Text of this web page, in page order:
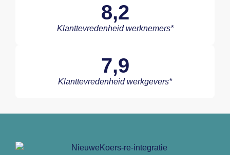
8,2
Klanttevredenheid werknemers*
7,9
Klanttevredenheid werkgevers*